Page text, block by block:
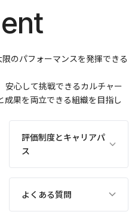
のパフォーマンスを発揮できる
安心して挑戦できるカルチャー
成果を両立できる組織を目指し
評価制度とキャリアパ
ス
よくある質問